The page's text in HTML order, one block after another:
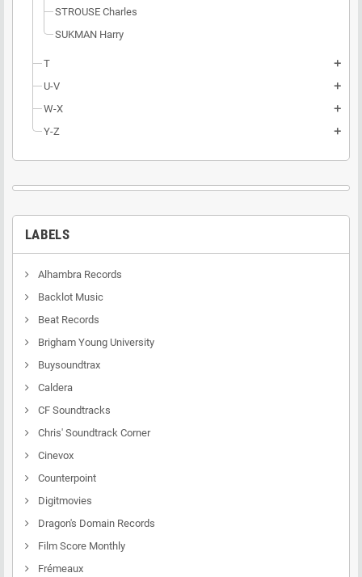
STROUSE Charles
SUKMAN Harry
T add
U-V add
W-X add
Y-Z add
LABELS
Alhambra Records
Backlot Music
Beat Records
Brigham Young University
Buysoundtrax
Caldera
CF Soundtracks
Chris' Soundtrack Corner
Cinevox
Counterpoint
Digitmovies
Dragon's Domain Records
Film Score Monthly
Frémeaux